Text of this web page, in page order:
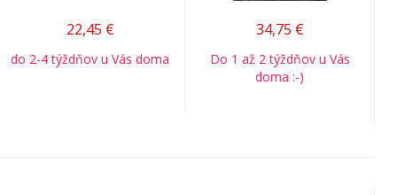
22,45 €
do 2-4 týždňov u Vás doma
34,75 €
Do 1 až 2 týždňov u Vás
doma :-)